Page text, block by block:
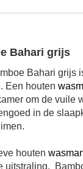
Bahari grijs
Bahari grijs
Een houten
om de vuile
in de
houten
uitstraling.